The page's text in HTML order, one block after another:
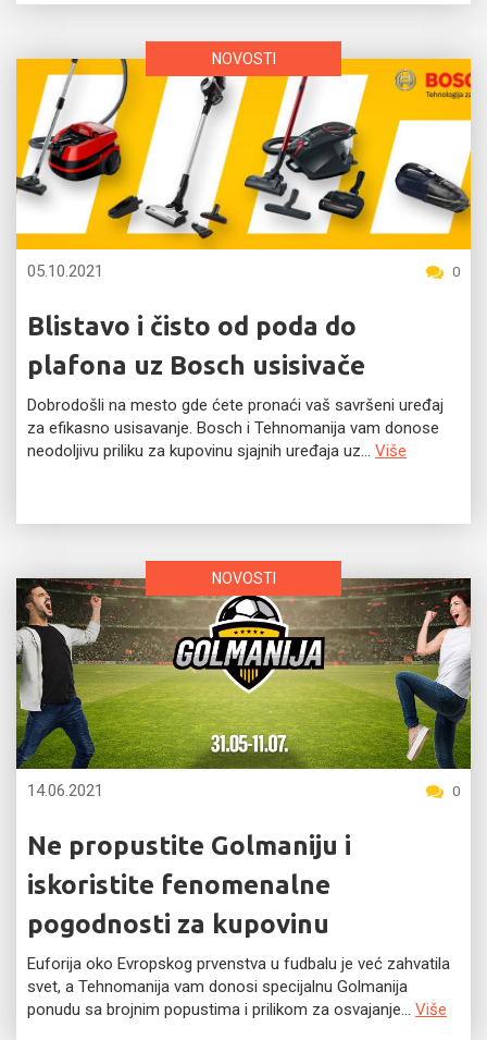
NOVOSTI
05.10.2021 0
Blistavo i čisto od poda do
plafona uz Bosch usisivače
Dobrodošli na mesto gde ćete pronaći vaš savršeni uređaj
za efikasno usisavanje. Bosch i Tehnomanija vam donose
neodoljivu priliku za kupovinu sjajnih uređaja uz... Više
NOVOSTI
14.06.2021 0
Ne propustite Golmaniju i
iskoristite fenomenalne
pogodnosti za kupovinu
Euforija oko Evropskog prvenstva u fudbalu je već zahvatila
svet, a Tehnomanija vam donosi specijalnu Golmanija
ponudu sa brojnim popustima i prilikom za osvajanje... Više